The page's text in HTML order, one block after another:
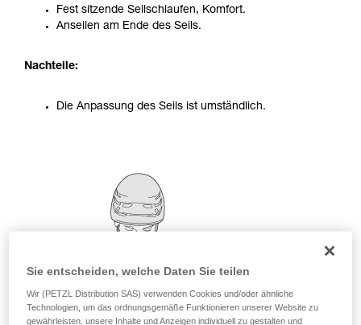
Sie ihn eigenständig durchführen.
Wir geben Beispiele für die mit Ihrer Aktivität
noch andere Techniken, die hier nicht
Fest sitzende Seilschlaufen, Komfort.
Anseilen am Ende des Seils.
Nachteile:
Die Anpassung des Seils ist umständlich.
Sie entscheiden, welche Daten Sie teilen
Wir (PETZL Distribution SAS) verwenden Cookies und/oder ähnliche
Technologien, um das ordnungsgemäße Funktionieren unserer Website zu
gewährleisten, unsere Inhalte und Anzeigen individuell zu gestalten und